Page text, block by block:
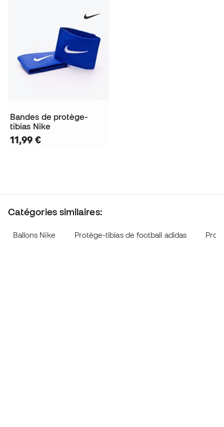
Bandes de protège-
tibias Nike
11,99 €
Catégories similaires:
Ballons Nike Protège-tibias de football adidas